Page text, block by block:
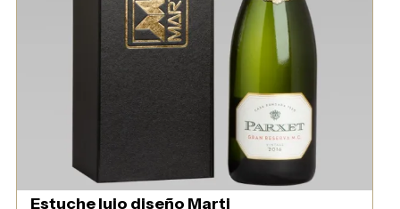
Estuche lujo diseño Marti